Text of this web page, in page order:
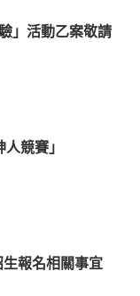
」活動乙案敬請
競賽」
報名相關事宜